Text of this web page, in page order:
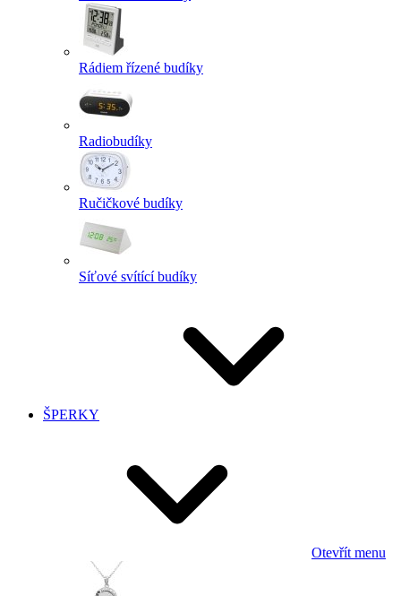
Rádiem řízené budíky
Radiobudíky
Ručičkové budíky
Síťové svítící budíky
ŠPERKY
Otevřít menu